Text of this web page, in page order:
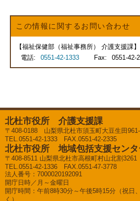
お問い合わせ
福祉保健部（福祉事務所） 介護支援課
電話:
0551-42-1333 Fax: 0551-42-
北杜市役所 介護支援課
〒408-0188 山梨県北杜市須玉町大豆生田961-
TEL.0551-42-1333 FAX.0551-42-2335
北杜市役所 地域包括支援センタ
〒408-8511 山梨県北杜市高根町村山北割3261
TEL.0551-42-1336 FAX.0551-47-3778
法人番号：7000020192091
開庁日時／月～金曜日
開庁時間：午前8時30分～午後5時15分（祝日
く）